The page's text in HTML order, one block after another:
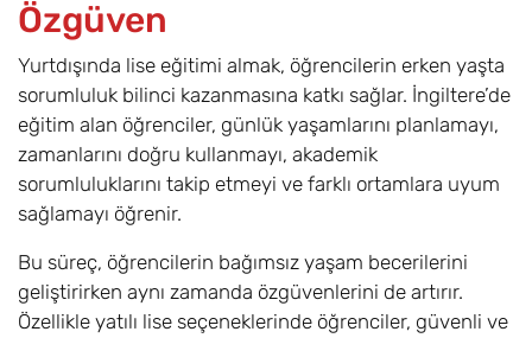
Özgüven
Yurtdışında lise eğitimi almak, öğrencilerin erken yaşta
sorumluluk bilinci kazanmasına katkı sağlar. İngiltere’de
eğitim alan öğrenciler, günlük yaşamlarını planlamayı,
zamanlarını doğru kullanmayı, akademik
sorumluluklarını takip etmeyi ve farklı ortamlara uyum
sağlamayı öğrenir.
Bu süreç, öğrencilerin bağımsız yaşam becerilerini
geliştirirken aynı zamanda özgüvenlerini de artırır.
Özellikle yatılı lise seçeneklerinde öğrenciler, güvenli ve